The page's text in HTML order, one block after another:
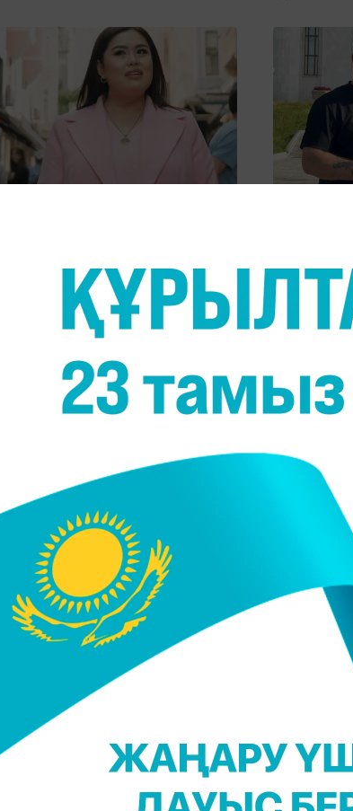
мәлімдеме жасады
жатыр“.
жасады
14 Мамыр 2026, 11:50
Мұқасан Шахзадаев соққыға
жыққанын айтқан әнші тағы да ел
алдына шығып, мәлімдеме жасады
12 Мамыр
дұрыс“.
мәлімдеме